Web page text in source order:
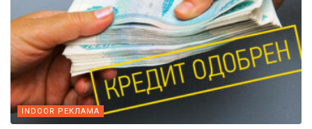
INDOOR РЕКЛАМА